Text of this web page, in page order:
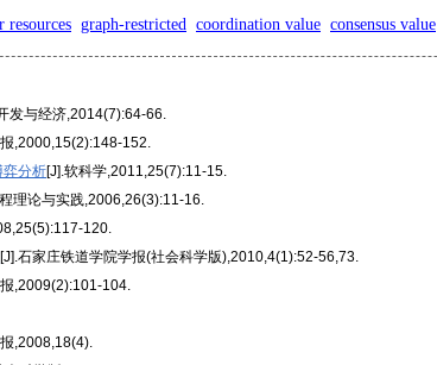
resources graph-restricted coordination value consensus value
发与经济,2014(7):64-66.
,2000,15(2):148-152.
弈分析[J].软科学,2011,25(7):11-15.
理论与实践,2006,26(3):11-16.
120.
[J].石家庄铁道学院学报(社会科学版),2010,4(1):52-56,73.
,2009(2):101-104.
,2008,18(4).